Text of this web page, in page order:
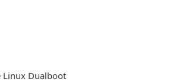
Linux Dualboot